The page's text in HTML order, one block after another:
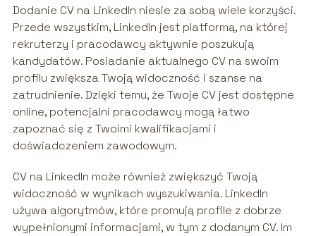
Dodanie CV na LinkedIn niesie za sobą wiele korzyści.
Przede wszystkim, LinkedIn jest platformą, na której
rekruterzy i pracodawcy aktywnie poszukują
kandydatów. Posiadanie aktualnego CV na swoim
profilu zwiększa Twoją widoczność i szanse na
zatrudnienie. Dzięki temu, że Twoje CV jest dostępne
online, potencjalni pracodawcy mogą łatwo
zapoznać się z Twoimi kwalifikacjami i
doświadczeniem zawodowym.
CV na LinkedIn może również zwiększyć Twoją
widoczność w wynikach wyszukiwania. LinkedIn
używa algorytmów, które promują profile z dobrze
wypełnionymi informacjami, w tym z dodanym CV. Im